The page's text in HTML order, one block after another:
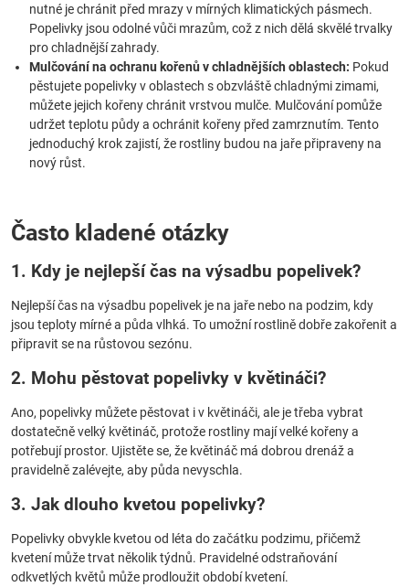
nutné je chránit před mrazy v mírných klimatických pásmech.
Popelivky jsou odolné vůči mrazům, což z nich dělá skvělé trvalky
pro chladnější zahrady.
Mulčování na ochranu kořenů v chladnějších oblastech: Pokud
pěstujete popelivky v oblastech s obzvláště chladnými zimami,
můžete jejich kořeny chránit vrstvou mulče. Mulčování pomůže
udržet teplotu půdy a ochránit kořeny před zamrznutím. Tento
jednoduchý krok zajistí, že rostliny budou na jaře připraveny na
nový růst.
Často kladené otázky
1. Kdy je nejlepší čas na výsadbu popelivek?
Nejlepší čas na výsadbu popelivek je na jaře nebo na podzim, kdy
jsou teploty mírné a půda vlhká. To umožní rostlině dobře zakořenit a
připravit se na růstovou sezónu.
2. Mohu pěstovat popelivky v květináči?
Ano, popelivky můžete pěstovat i v květináči, ale je třeba vybrat
dostatečně velký květináč, protože rostliny mají velké kořeny a
potřebují prostor. Ujistěte se, že květináč má dobrou drenáž a
pravidelně zalévejte, aby půda nevyschla.
3. Jak dlouho kvetou popelivky?
Popelivky obvykle kvetou od léta do začátku podzimu, přičemž
kvetení může trvat několik týdnů. Pravidelné odstraňování
odkvetlých květů může prodloužit období kvetení.